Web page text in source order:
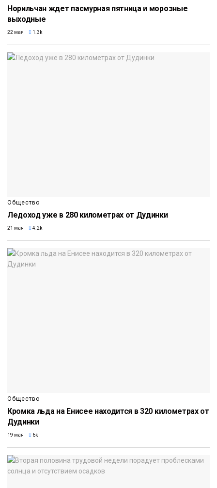
Норильчан ждет пасмурная пятница и морозные
выходные
22 мая 1.3k
Общество
Ледоход уже в 280 километрах от Дудинки
21 мая 4.2k
Общество
Кромка льда на Енисее находится в 320 километрах от
Дудинки
19 мая 6k